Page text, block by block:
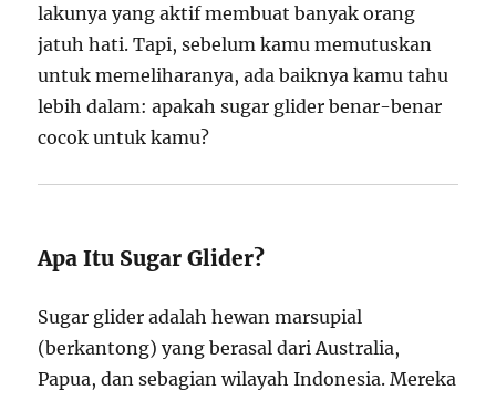
lakunya yang aktif membuat banyak orang
jatuh hati. Tapi, sebelum kamu memutuskan
untuk memeliharanya, ada baiknya kamu tahu
lebih dalam: apakah sugar glider benar-benar
cocok untuk kamu?
Apa Itu Sugar Glider?
Sugar glider adalah hewan marsupial
(berkantong) yang berasal dari Australia,
Papua, dan sebagian wilayah Indonesia. Mereka